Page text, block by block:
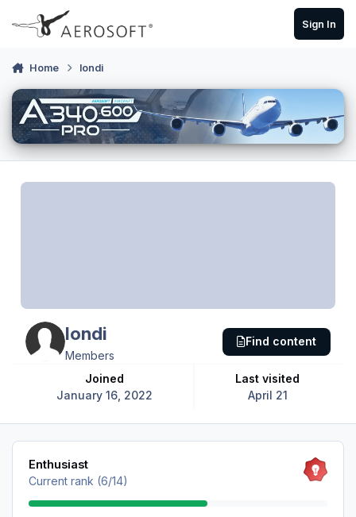
Skip to content
Sign In
Home londi
londi
Members
Joined
January 16, 2022
Last visited
April 21
Find content
View all
Enthusiast
Current rank (6/14)